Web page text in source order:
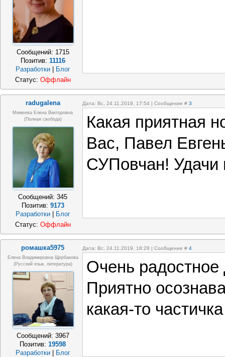
Сообщений: 1715
Позитив: 11116
Разработки
Блог
Статус: Оффлайн
radugalena Дата: Вс, 24.11.2019, 17:54 | Сообщение # 3
Мимеева Елена Викторовна
(полная свобода)
Сообщений:345
Позитив: 9173
Разработки
Блог
Какая приятная
Вас, Павел
СУПовчан!
Статус: Оффлайн
ромашка5975 Дата: Вс, 24.11.2019, 18:28 | Сообщение # 4
Елена Владимировна Щербакова
(русский язык, литература)
Сообщений: 3967
Позитив:19598
Разработки
Блог
Очень
Приятно
какая-то